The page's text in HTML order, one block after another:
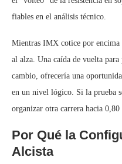
fiables en el análisis técnico.
Mientras IMX cotice por encima
al alza. Una caída de vuelta
cambio, ofrecería una
en un nivel lógico. Si la prueba
organizar otra carrera hacia 0,80
Por Qué la
Alcista